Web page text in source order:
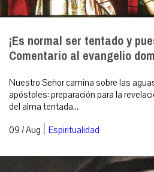
¡Es normal ser tentado y
Comentario al evangelio
Nuestro Señor camina sobre las
apóstoles: preparación para la
del alma tentada...
09 / Aug | Espiritualidad